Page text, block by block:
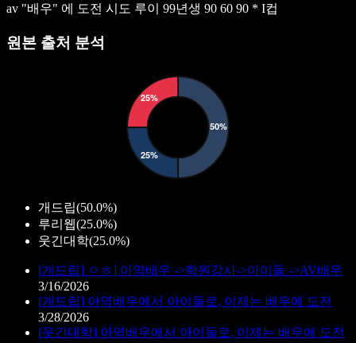
av "배우" 에 도전 시도 루이 99년생 90 60 90 * I컵
원본 출처 분석
개드립(50.0%)
루리웹(25.0%)
웃긴대학(25.0%)
[개드립] ㅇㅎ] 아역배우 ->학원강사->아이돌 ->AV배우
3/16/2026
[개드립] 아역배우에서 아이돌로, 이제는 배우에 도전
3/28/2026
[웃긴대학] 아역배우에서 아이돌로, 이제는 배우에 도전